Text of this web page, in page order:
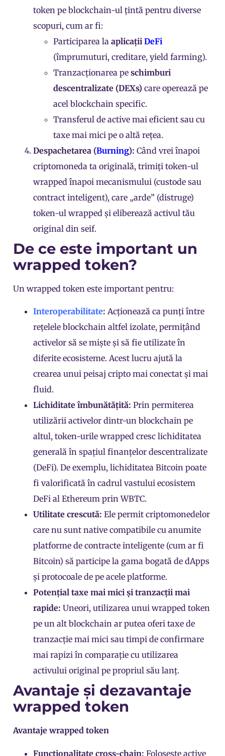
token pe blockchain-ul țintă pentru diverse
scopuri, cum ar fi:
Participarea la aplicații DeFi
(împrumuturi, creditare, yield farming).
Tranzacționarea pe schimburi
descentralizate (DEXs) care operează pe
acel blockchain specific.
Transferul de active mai eficient sau cu
taxe mai mici pe o altă rețea.
Despachetarea (Burning): Când vrei înapoi
criptomoneda ta originală, trimiți token-ul
wrapped înapoi mecanismului (custode sau
contract inteligent), care „arde” (distruge)
token-ul wrapped și eliberează activul tău
original din seif.
De ce este important un
wrapped token?
Un wrapped token este important pentru:
Interoperabilitate: Acționează ca punți între
rețelele blockchain altfel izolate, permițând
activelor să se miște și să fie utilizate în
diferite ecosisteme. Acest lucru ajută la
crearea unui peisaj cripto mai conectat și mai
fluid.
Lichiditate îmbunătățită: Prin permiterea
utilizării activelor dintr-un blockchain pe
altul, token-urile wrapped cresc lichiditatea
generală în spațiul finanțelor descentralizate
(DeFi). De exemplu, lichiditatea Bitcoin poate
fi valorificată în cadrul vastului ecosistem
DeFi al Ethereum prin WBTC.
Utilitate crescută: Ele permit criptomonedelor
care nu sunt native compatibile cu anumite
platforme de contracte inteligente (cum ar fi
Bitcoin) să participe la gama bogată de dApps
și protocoale de pe acele platforme.
Potențial taxe mai mici și tranzacții mai
rapide: Uneori, utilizarea unui wrapped token
pe un alt blockchain ar putea oferi taxe de
tranzacție mai mici sau timpi de confirmare
mai rapizi în comparație cu utilizarea
activului original pe propriul său lanț.
Avantaje și dezavantaje
wrapped token
Avantaje wrapped token
Funcționalitate cross-chain: Folosește active